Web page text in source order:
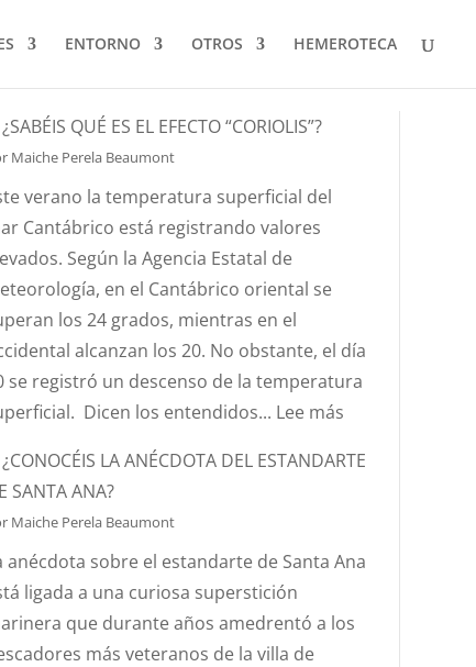
ENTORNO OTROS HEMEROTECA
¿SABÉIS QUÉ ES EL EFECTO “CORIOLIS”?
Maiche Perela Beaumont
verano la temperatura superficial del
Cantábrico está registrando valores
Según la Agencia Estatal de
en el Cantábrico oriental se
los 24 grados, mientras en el
alcanzan los 20. No obstante, el día
se registró un descenso de la temperatura
Dicen los entendidos... Lee más
QUÉ
EFECTO
¿CONOCÉIS LA ANÉCDOTA DEL ESTANDARTE
SANTA ANA?
Maiche Perela Beaumont
anécdota sobre el estandarte de Santa Ana
ligada a una curiosa superstición
que durante años amedrentó a los
más veteranos de la villa de